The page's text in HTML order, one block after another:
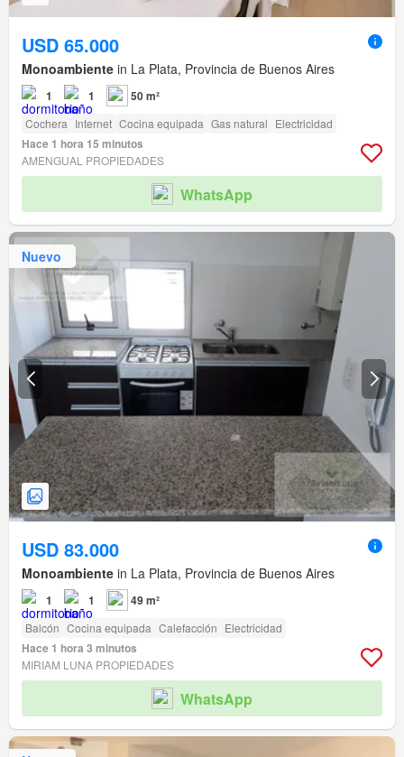
USD 65.000
Monoambiente in La Plata, Provincia de Buenos Aires
1 1 50 m²
Cochera Internet Cocina equipada Gas natural Electricidad
Hace 1 hora 15 minutos
AMENGUAL PROPIEDADES
WhatsApp
Nuevo
USD 83.000
Monoambiente in La Plata, Provincia de Buenos Aires
1 1 49 m²
Balcón Cocina equipada Calefacción Electricidad
Hace 1 hora 3 minutos
MIRIAM LUNA PROPIEDADES
WhatsApp